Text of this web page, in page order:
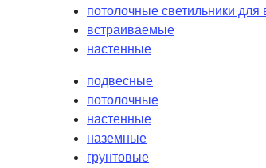
потолочные светильники для
встраиваемые
настенные
подвесные
потолочные
настенные
наземные
грунтовые